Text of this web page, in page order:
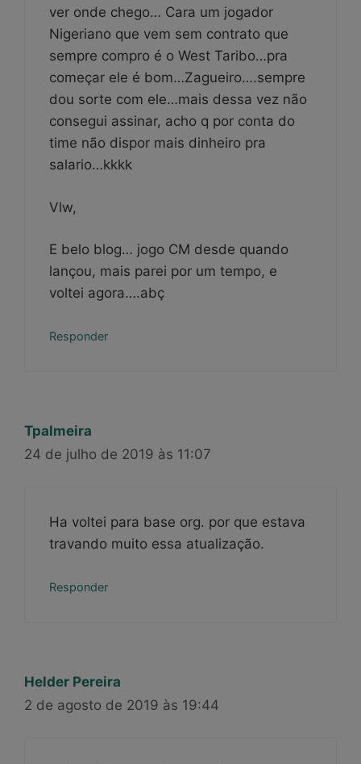
ver onde chego… Cara um jogador
Nigeriano que vem sem contrato que
sempre compro é o West Taribo…pra
começar ele é bom…Zagueiro….sempre
dou sorte com ele…mais dessa vez não
consegui assinar, acho q por conta do
time não dispor mais dinheiro pra
salario…kkkk
Vlw,
E belo blog… jogo CM desde quando
lançou, mais parei por um tempo, e
voltei agora….abç
Responder
Tpalmeira
24 de julho de 2019 às 11:07
Ha voltei para base org. por que estava
travando muito essa atualização.
Responder
Helder Pereira
2 de agosto de 2019 às 19:44